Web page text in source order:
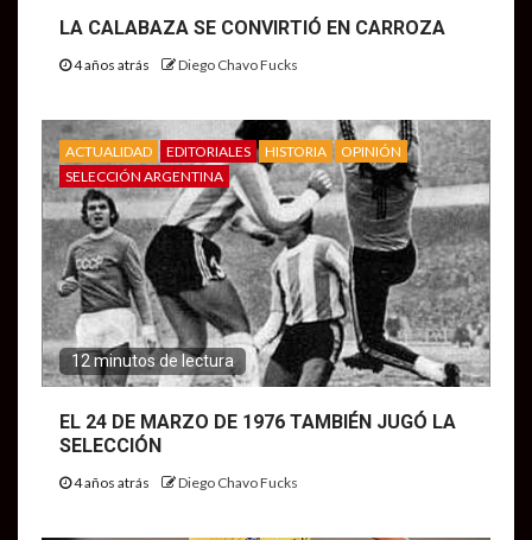
LA CALABAZA SE CONVIRTIÓ EN CARROZA
4 años atrás Diego Chavo Fucks
ACTUALIDAD EDITORIALES HISTORIA
OPINIÓN
SELECCIÓN ARGENTINA
12 minutos de lectura
EL 24 DE MARZO DE 1976 TAMBIÉN JUGÓ LA
SELECCIÓN
4 años atrás Diego Chavo Fucks